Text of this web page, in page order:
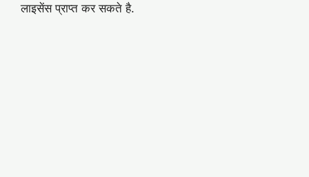
लाइसेंस प्राप्त कर सकते है.